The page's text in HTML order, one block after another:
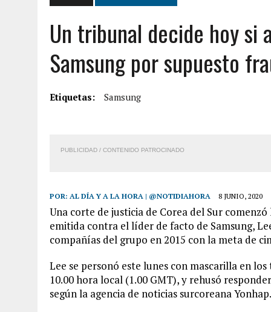
EDIFICIO PETUNIA
3 AGOSTO, 2026
YARACUY: INTENTÓ DESCONECTAR SU
2 AGOSTO, 2026 | AYUDABA A PERSONAS EN SITUACIÓN DE
2 AGOSTO, 2026
COLAPSÓ TECHO DE UNA VIVIENDA EN EL
MISTERIOSA MUERTE DE MODELO EN
Un tribunal decide hoy si
Samsung por supuesto
Etiquetas: Samsung
PUBLICIDAD / CONTENIDO PATROCINADO
POR: AL DÍA Y A LA HORA | @NOTIDIAHORA 8 JUNIO, 2020
Una corte de justicia de Corea del Sur
emitida contra el líder de facto de Samsung,
compañías del grupo en 2015 con la meta de
Lee se personó este lunes con mascarilla en
10.00 hora local (1.00 GMT), y rehusó
según la agencia de noticias surcoreana Yonhap.